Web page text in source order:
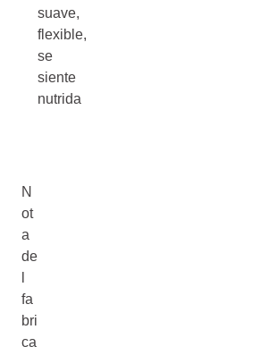
suave,
flexible,
se
siente
nutrida
N
ot
a
de
fa
bri
ca